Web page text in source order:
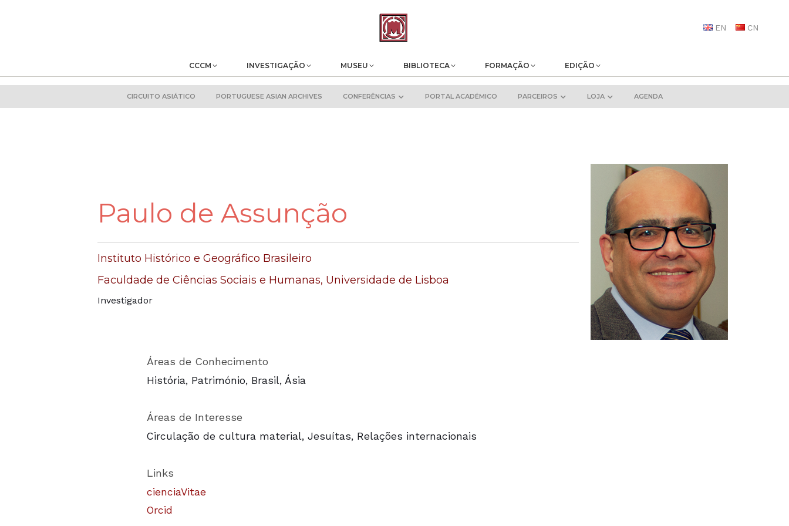
EN CN
CCCM INVESTIGAÇÃO MUSEU BIBLIOTECA FORMAÇÃO EDIÇÃO
CIRCUITO ASIÁTICO PORTUGUESE ASIAN ARCHIVES CONFERÊNCIAS PORTAL ACADÉMICO PARCEIROS LOJA AGENDA
Paulo de Assunção
Instituto Histórico e Geográfico Brasileiro
Faculdade de Ciências Sociais e Humanas, Universidade de Lisboa
Investigador
Áreas de Conhecimento
História, Património, Brasil, Ásia
Áreas de Interesse
Circulação de cultura material, Jesuítas, Relações internacionais
Links
cienciaVitae
Orcid